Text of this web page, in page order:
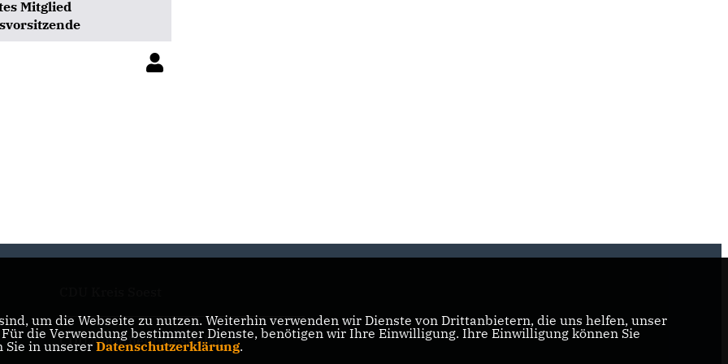
Mitglied
CDU Nordrhein-Westfalen
um die Webseite zu nutzen. Weiterhin verwenden wir Dienste von Drittanbietern, die uns helfen, unser
die Verwendung bestimmter Dienste, benötigen wir Ihre Einwilligung. Ihre Einwilligung können Sie
Sie in unserer Datenschutzerklärung.